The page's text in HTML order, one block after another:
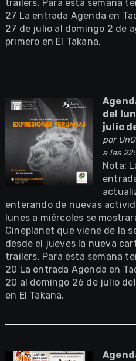
trailers. Para esta semana
27 La entrada Agenda en
27 de julio al domingo 2 de
primero en El Takana.
del
julio
por
a las
Nota:
enterando de nuevas
lunes a miércoles se
Cineplanet que viene de la
desde el jueves la nueva
trailers. Para esta semana
20 La entrada Agenda en
20 al domingo 26 de julio
en El Takana.